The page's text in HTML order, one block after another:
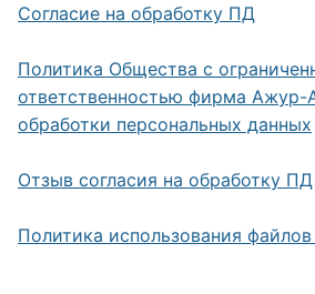
Согласие на обработку ПД
Политика Общества с
ответственностью фирма Ажур-
обработки персональных данных
Отзыв согласия на обработку ПД
Политика использования